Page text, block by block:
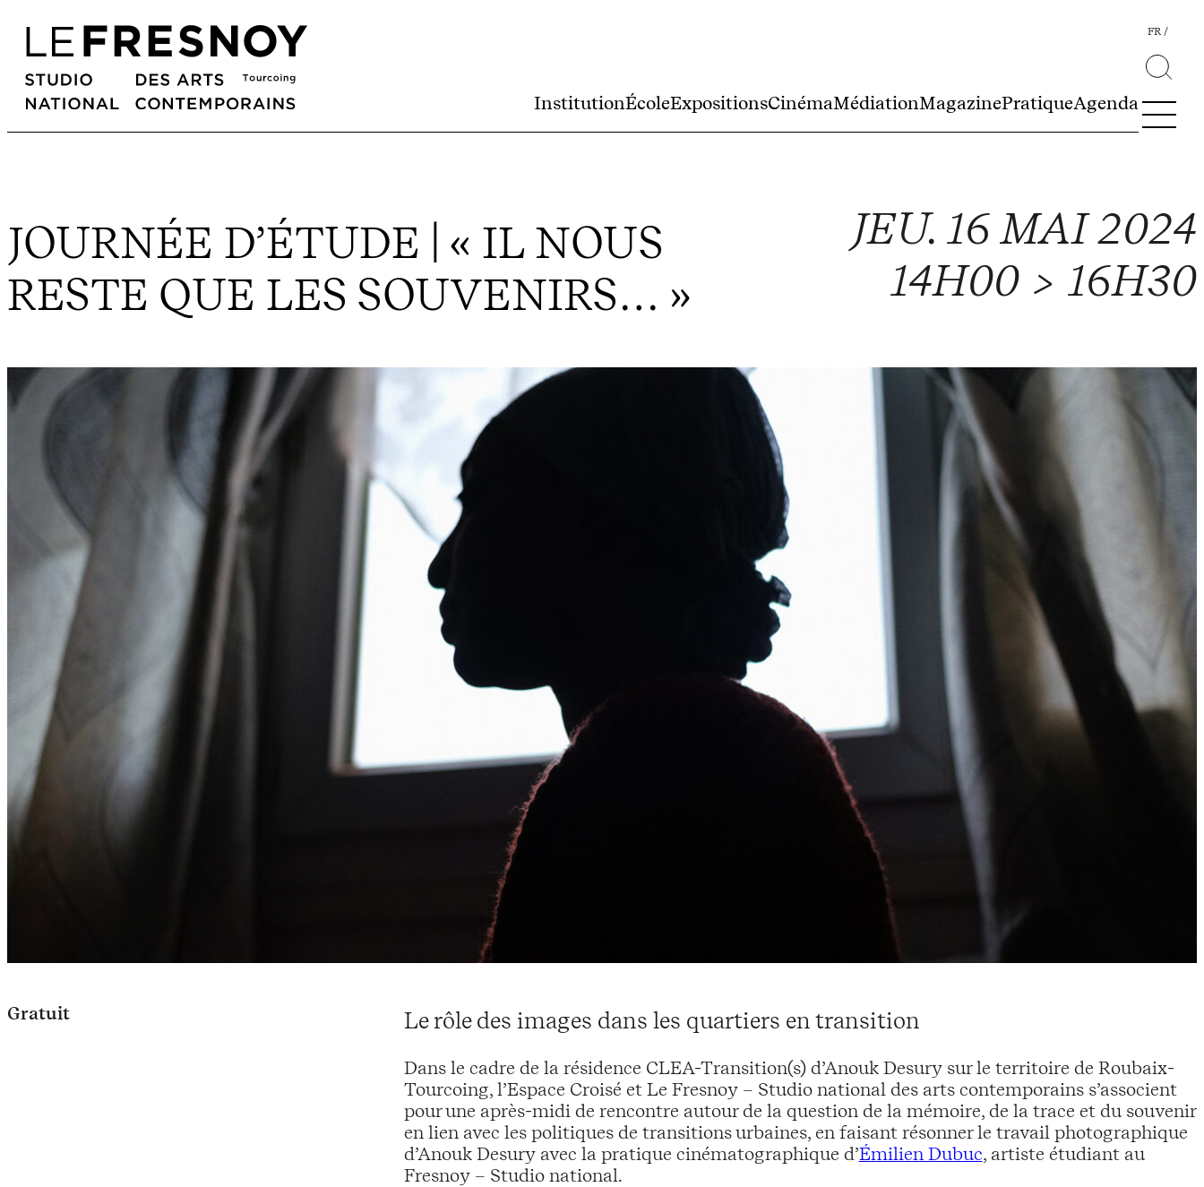
InstitutionÉcoleExpositionsCinémaMédiationMagazinePratiqueAgenda
FR
JOURNÉE D’ÉTUDE | « IL NOUS
RESTE QUE LES SOUVENIRS… »
JEU. 16 MAI 2024
14H00 > 16H30
Gratuit Le rôle des images dans les quartiers en transition
Dans le cadre de la résidence CLEA-Transition(s) d’Anouk Desury sur le territoire de Roubaix-
Tourcoing, l’Espace Croisé et Le Fresnoy – Studio national des arts contemporains s’associent
pour une après-midi de rencontre autour de la question de la mémoire, de la trace et du souvenir
en lien avec les politiques de transitions urbaines, en faisant résonner le travail photographique
d’Anouk Desury avec la pratique cinématographique d’Émilien Dubuc, artiste étudiant au
Fresnoy – Studio national.